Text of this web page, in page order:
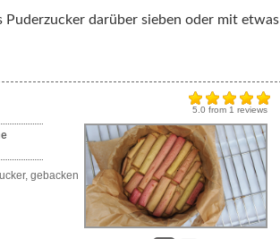
darüber sieben oder mit etwas
5.0 from 1 reviews
gebacken